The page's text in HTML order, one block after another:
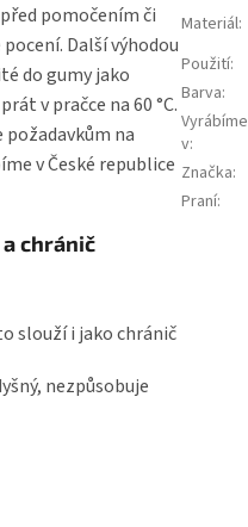
pomočením či
Další výhodou
do gumy jako
v pračce na 60 °C.
požadavkům na
v České republice
chránič
slouží i jako chránič
nezpůsobuje
Materiál:
Použití:
Barva:
Vyrábíme
v:
Značka:
Praní: